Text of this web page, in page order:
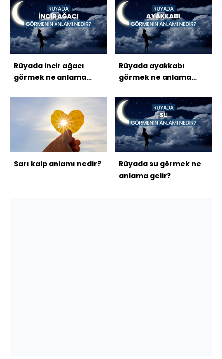
Rüyada incir ağacı
görmek ne anlama
Rüyada ayakkabı
görmek ne anlama
Sarı kalp anlamı nedir?
Rüyada su görmek ne
anlama gelir?